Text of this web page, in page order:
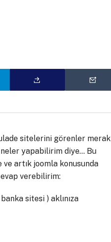
sitelerini görenler merak
neler yapabilirim diye… Bu
ve artık joomla konusunda
verebilirim:
sitesi ) aklınıza